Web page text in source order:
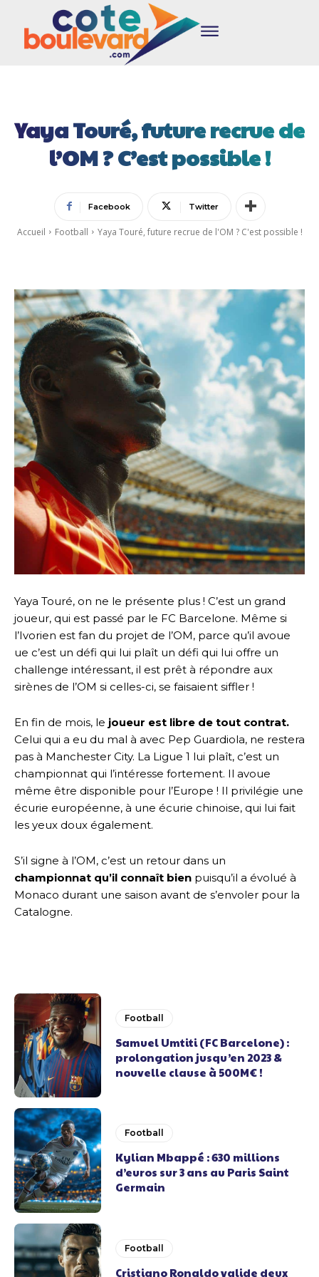
Yaya Touré, future recrue de
l’OM ? C’est possible !
Facebook Twitter
Accueil Football Yaya Touré, future recrue de l'OM ? C'est possible !
Yaya Touré, on ne le présente plus ! C’est un grand
joueur, qui est passé par le FC Barcelone. Même si
l’Ivorien est fan du projet de l’OM, parce qu’il avoue
ue c’est un défi qui lui plaît un défi qui lui offre un
challenge intéressant, il est prêt à répondre aux
sirènes de l’OM si celles-ci, se faisaient siffler !
En fin de mois, le joueur est libre de tout contrat.
Celui qui a eu du mal à avec Pep Guardiola, ne restera
pas à Manchester City. La Ligue 1 lui plaît, c’est un
championnat qui l’intéresse fortement. Il avoue
même être disponible pour l’Europe ! Il privilégie une
écurie européenne, à une écurie chinoise, qui lui fait
les yeux doux également.
S’il signe à l’OM, c’est un retour dans un
championnat qu’il connaît bien puisqu’il a évolué à
Monaco durant une saison avant de s’envoler pour la
Catalogne.
Football
Samuel Umtiti (FC Barcelone) :
prolongation jusqu’en 2023 &
nouvelle clause à 500M€ !
Football
Kylian Mbappé : 630 millions
d’euros sur 3 ans au Paris Saint
Germain
Football
Cristiano Ronaldo valide deux